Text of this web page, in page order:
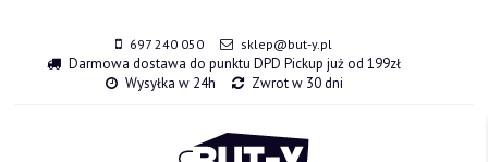
697 240 050 sklep@but-y.pl
Darmowa dostawa do punktu DPD Pickup już od 199zł
Wysyłka w 24h
Zwrot w 30 dni